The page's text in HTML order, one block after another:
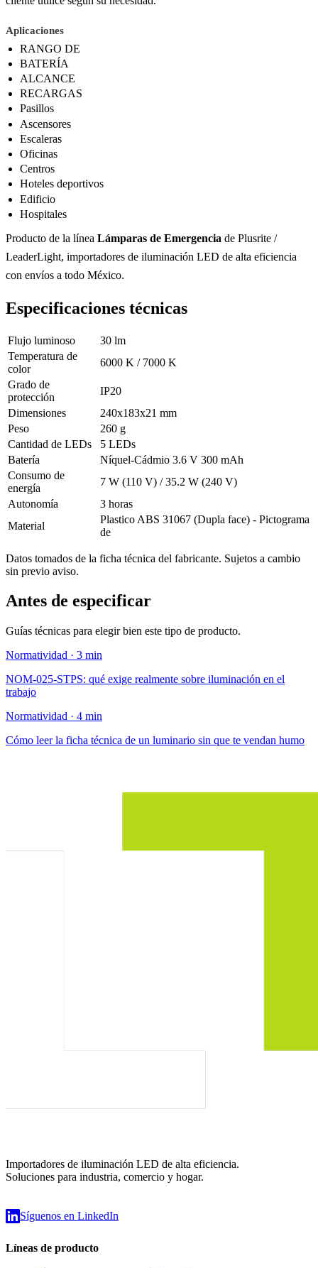
Aplicaciones
RANGO DE
BATERÍA
ALCANCE
RECARGAS
Pasillos
Ascensores
Escaleras
Oficinas
Centros
Hoteles deportivos
Edificio
Hospitales
Producto de la línea Lámparas de Emergencia de Plusrite /
LeaderLight, importadores de iluminación LED de alta eficiencia
con envíos a todo México.
Especificaciones técnicas
Flujo luminoso
30 lm
Temperatura de
color
6000 K / 7000 K
Grado de
protección
IP20
Dimensiones
240x183x21 mm
Peso
260 g
Cantidad de LEDs
5 LEDs
Batería
Níquel-Cádmio 3.6 V 300 mAh
Consumo de
energía
7 W (110 V) / 35.2 W (240 V)
Autonomía
3 horas
Material
Plastico ABS 31067 (Dupla face) - Pictograma
de
Datos tomados de la ficha técnica del fabricante. Sujetos a cambio
sin previo aviso.
Antes de especificar
Guías técnicas para elegir bien este tipo de producto.
Normatividad · 3 min
NOM-025-STPS: qué exige realmente sobre iluminación en el
trabajo
Normatividad · 4 min
Cómo leer la ficha técnica de un luminario sin que te vendan humo
Importadores de iluminación LED de alta eficiencia.
Soluciones para industria, comercio y hogar.
Síguenos en LinkedIn
Líneas de producto